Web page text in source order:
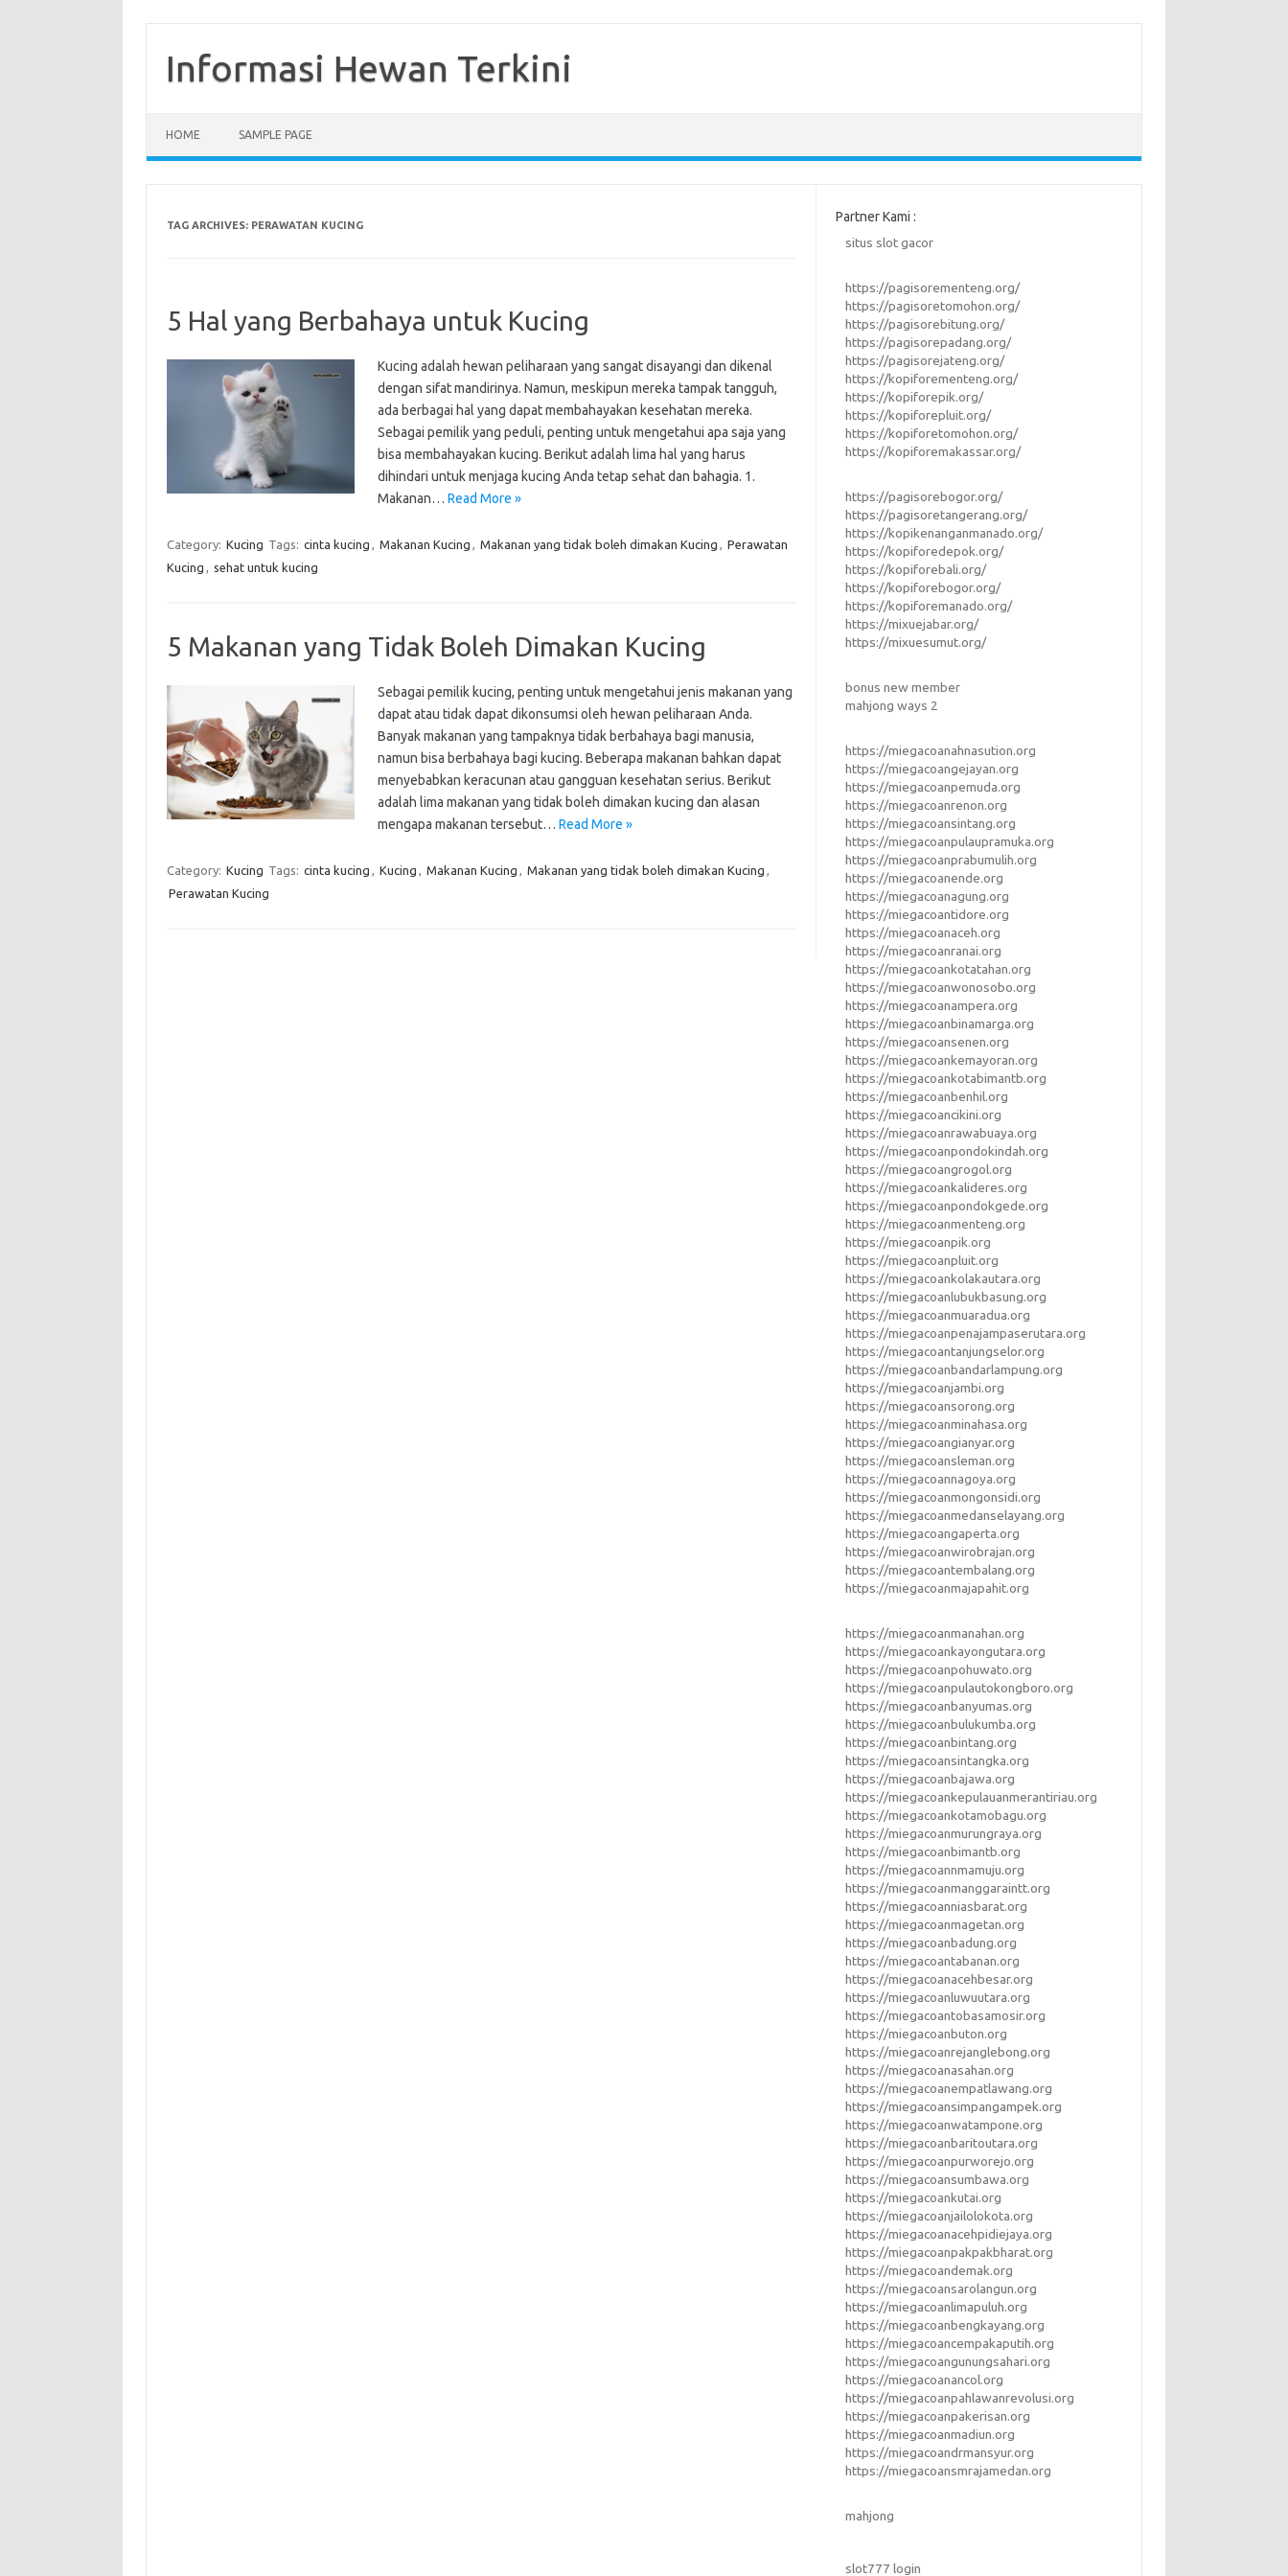
contentInformasi Hewan Terkini
HOME SAMPLE PAGE
TAG ARCHIVES: PERAWATAN KUCING
5 Hal yang Berbahaya untuk Kucing
Kucing adalah hewan peliharaan yang sangat disayangi dan dikenal
dengan sifat mandirinya. Namun, meskipun mereka tampak tangguh,
ada berbagai hal yang dapat membahayakan kesehatan mereka.
Sebagai pemilik yang peduli, penting untuk mengetahui apa saja yang
bisa membahayakan kucing. Berikut adalah lima hal yang harus
dihindari untuk menjaga kucing Anda tetap sehat dan bahagia. 1.
Makanan… Read More »
Category: Kucing Tags: cinta kucing , Makanan Kucing , Makanan yang tidak boleh dimakan Kucing , Perawatan
Kucing , sehat untuk kucing
5 Makanan yang Tidak Boleh Dimakan Kucing
Sebagai pemilik kucing, penting untuk mengetahui jenis makanan yang
dapat atau tidak dapat dikonsumsi oleh hewan peliharaan Anda.
Banyak makanan yang tampaknya tidak berbahaya bagi manusia,
namun bisa berbahaya bagi kucing. Beberapa makanan bahkan dapat
menyebabkan keracunan atau gangguan kesehatan serius. Berikut
adalah lima makanan yang tidak boleh dimakan kucing dan alasan
mengapa makanan tersebut… Read More »
Category: Kucing Tags: cinta kucing , Kucing , Makanan Kucing , Makanan yang tidak boleh dimakan Kucing ,
Perawatan Kucing
Partner Kami :
situs slot gacor
https://pagisorementeng.org/
https://pagisoretomohon.org/
https://pagisorebitung.org/
https://pagisorepadang.org/
https://pagisorejateng.org/
https://kopiforementeng.org/
https://kopiforepik.org/
https://kopiforepluit.org/
https://kopiforetomohon.org/
https://kopiforemakassar.org/
https://pagisorebogor.org/
https://pagisoretangerang.org/
https://kopikenanganmanado.org/
https://kopiforedepok.org/
https://kopiforebali.org/
https://kopiforebogor.org/
https://kopiforemanado.org/
https://mixuejabar.org/
https://mixuesumut.org/
bonus new member
mahjong ways 2
https://miegacoanahnasution.org
https://miegacoangejayan.org
https://miegacoanpemuda.org
https://miegacoanrenon.org
https://miegacoansintang.org
https://miegacoanpulaupramuka.org
https://miegacoanprabumulih.org
https://miegacoanende.org
https://miegacoanagung.org
https://miegacoantidore.org
https://miegacoanaceh.org
https://miegacoanranai.org
https://miegacoankotatahan.org
https://miegacoanwonosobo.org
https://miegacoanampera.org
https://miegacoanbinamarga.org
https://miegacoansenen.org
https://miegacoankemayoran.org
https://miegacoankotabimantb.org
https://miegacoanbenhil.org
https://miegacoancikini.org
https://miegacoanrawabuaya.org
https://miegacoanpondokindah.org
https://miegacoangrogol.org
https://miegacoankalideres.org
https://miegacoanpondokgede.org
https://miegacoanmenteng.org
https://miegacoanpik.org
https://miegacoanpluit.org
https://miegacoankolakautara.org
https://miegacoanlubukbasung.org
https://miegacoanmuaradua.org
https://miegacoanpenajampaserutara.org
https://miegacoantanjungselor.org
https://miegacoanbandarlampung.org
https://miegacoanjambi.org
https://miegacoansorong.org
https://miegacoanminahasa.org
https://miegacoangianyar.org
https://miegacoansleman.org
https://miegacoannagoya.org
https://miegacoanmongonsidi.org
https://miegacoanmedanselayang.org
https://miegacoangaperta.org
https://miegacoanwirobrajan.org
https://miegacoantembalang.org
https://miegacoanmajapahit.org
https://miegacoanmanahan.org
https://miegacoankayongutara.org
https://miegacoanpohuwato.org
https://miegacoanpulautokongboro.org
https://miegacoanbanyumas.org
https://miegacoanbulukumba.org
https://miegacoanbintang.org
https://miegacoansintangka.org
https://miegacoanbajawa.org
https://miegacoankepulauanmerantiriau.org
https://miegacoankotamobagu.org
https://miegacoanmurungraya.org
https://miegacoanbimantb.org
https://miegacoannmamuju.org
https://miegacoanmanggaraintt.org
https://miegacoanniasbarat.org
https://miegacoanmagetan.org
https://miegacoanbadung.org
https://miegacoantabanan.org
https://miegacoanacehbesar.org
https://miegacoanluwuutara.org
https://miegacoantobasamosir.org
https://miegacoanbuton.org
https://miegacoanrejanglebong.org
https://miegacoanasahan.org
https://miegacoanempatlawang.org
https://miegacoansimpangampek.org
https://miegacoanwatampone.org
https://miegacoanbaritoutara.org
https://miegacoanpurworejo.org
https://miegacoansumbawa.org
https://miegacoankutai.org
https://miegacoanjailolokota.org
https://miegacoanacehpidiejaya.org
https://miegacoanpakpakbharat.org
https://miegacoandemak.org
https://miegacoansarolangun.org
https://miegacoanlimapuluh.org
https://miegacoanbengkayang.org
https://miegacoancempakaputih.org
https://miegacoangunungsahari.org
https://miegacoanancol.org
https://miegacoanpahlawanrevolusi.org
https://miegacoanpakerisan.org
https://miegacoanmadiun.org
https://miegacoandrmansyur.org
https://miegacoansmrajamedan.org
mahjong
slot777 login